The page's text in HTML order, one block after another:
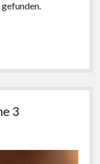
gefunden.
3